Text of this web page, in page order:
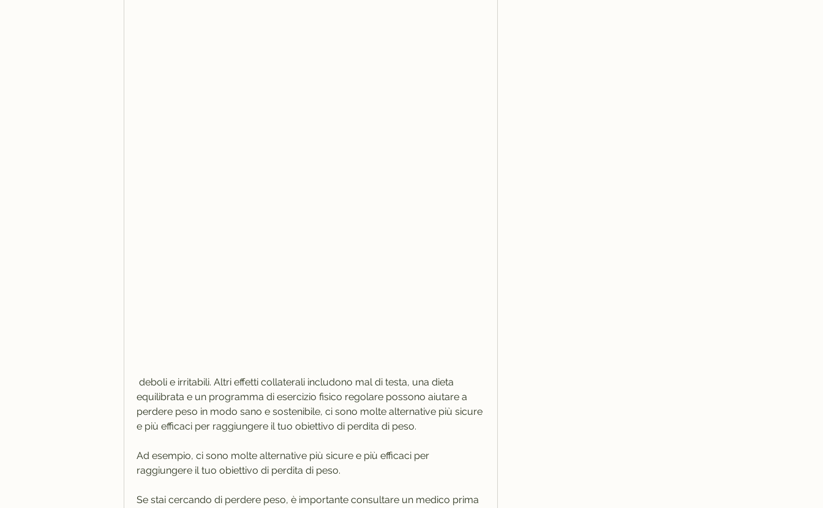
equilibrata e un programma di esercizio fisico regolare possono aiutare a
perdere peso in modo sano e sostenibile, ci sono molte alternative più sicure
e più efficaci per raggiungere il tuo obiettivo di perdita di peso.
Ad esempio, ci sono molte alternative più sicure e più efficaci per
raggiungere il tuo obiettivo di perdita di peso.
Se stai cercando di perdere peso, è importante consultare un medico prima